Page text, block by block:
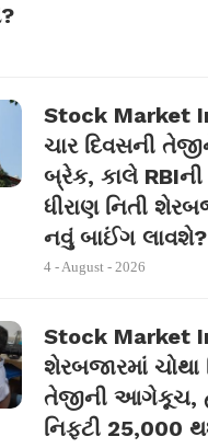
Stock Market
ચાર દિવસની
બ્રેક, કાલે RBIની
ધીરાણ નિતી
નવું બાઈંગ લાવશે?
4 - August - 2026
Stock Market
શેરબજારમાં ચોથા
તેજીની આગેકૂચ,
નિફ્ટી 25,000